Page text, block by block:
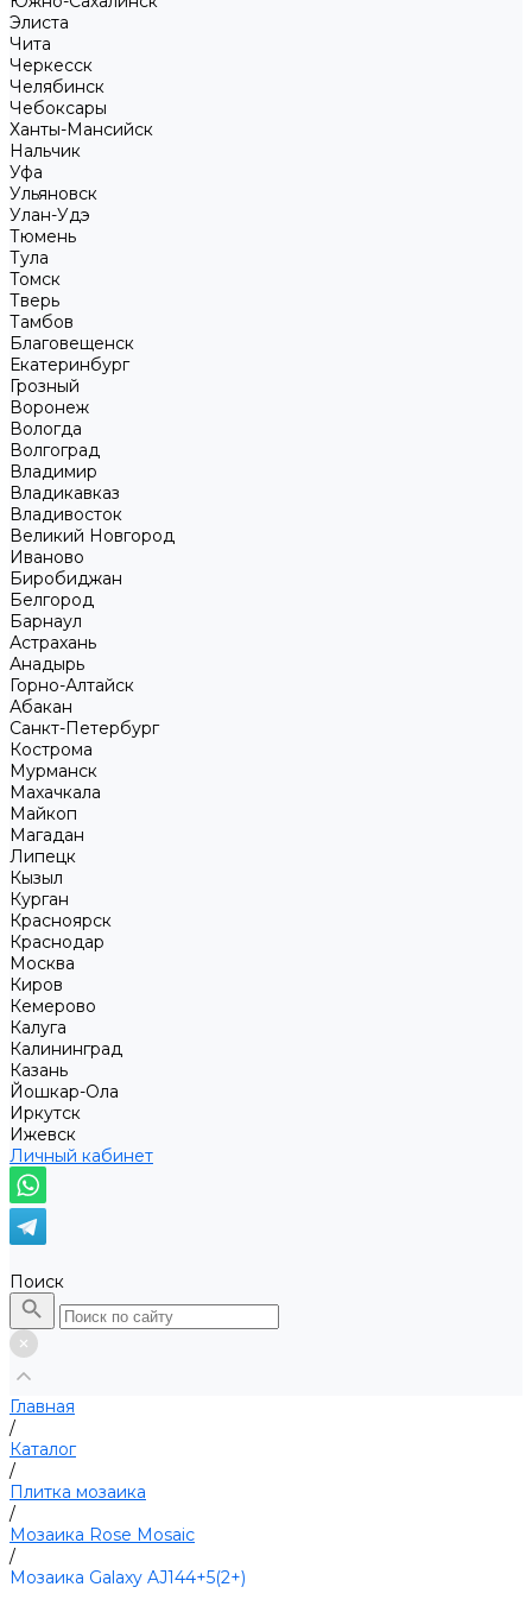
Элиста
Чита
Черкесск
Челябинск
Чебоксары
Ханты-Мансийск
Нальчик
Уфа
Ульяновск
Улан-Удэ
Тюмень
Тула
Томск
Тверь
Тамбов
Благовещенск
Екатеринбург
Грозный
Воронеж
Вологда
Волгоград
Владимир
Владикавказ
Владивосток
Великий Новгород
Иваново
Биробиджан
Белгород
Барнаул
Астрахань
Анадырь
Горно-Алтайск
Абакан
Санкт-Петербург
Кострома
Мурманск
Махачкала
Майкоп
Магадан
Липецк
Кызыл
Курган
Красноярск
Краснодар
Москва
Киров
Кемерово
Калуга
Калининград
Казань
Йошкар-Ола
Иркутск
Ижевск
Личный кабинет
Поиск
Главная
/
Каталог
/
Плитка мозаика
/
Мозаика Rose Mosaic
/
Мозаика Galaxy AJ144+5(2+)